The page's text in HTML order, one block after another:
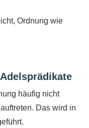
Ordnung wie
häufig nicht
Das wird in